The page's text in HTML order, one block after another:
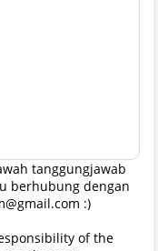
tanggungjawab
berhubung dengan
:)
of the